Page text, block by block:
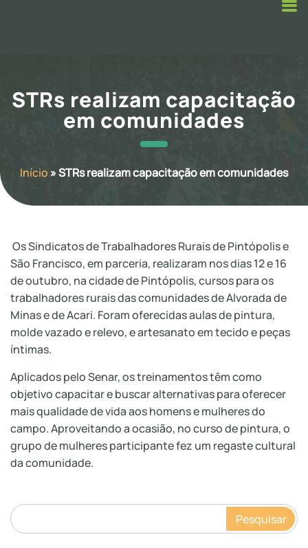
STRs realizam capacitação
em comunidades
Início »STRs realizam capacitação em comunidades
Os Sindicatos de Trabalhadores Rurais de Pintópolis e
São Francisco, em parceria, realizaram nos dias 12 e 16
de outubro, na cidade de Pintópolis, cursos para os
trabalhadores rurais das comunidades de Alvorada de
Minas e de Acari. Foram oferecidas aulas de pintura,
molde vazado e relevo, e artesanato em tecido e peças
íntimas.
Aplicados pelo Senar, os treinamentos têm como
objetivo capacitar e buscar alternativas para oferecer
mais qualidade de vida aos homens e mulheres do
campo. Aproveitando a ocasião, no curso de pintura, o
grupo de mulheres participante fez um regaste cultural
da comunidade.
Pesquisar